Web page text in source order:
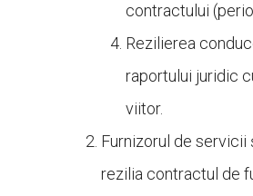
contractului
Rezilierea
raportului juridic
viitor.
Furnizorul de servicii
rezilia contractul de